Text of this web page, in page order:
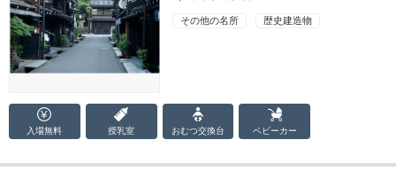
その他の名所 歴史建造物
入場無料 授乳室 おむつ交換台 ベビーカー